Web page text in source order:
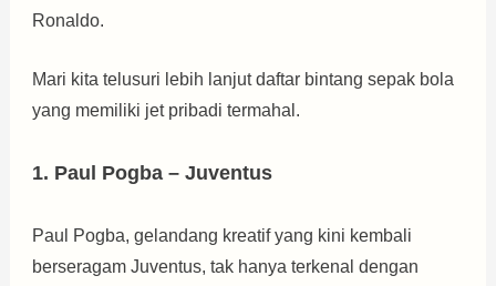
Ronaldo.
Mari kita telusuri lebih lanjut daftar bintang sepak bola
yang memiliki jet pribadi termahal.
1. Paul Pogba – Juventus
Paul Pogba, gelandang kreatif yang kini kembali
berseragam Juventus, tak hanya terkenal dengan